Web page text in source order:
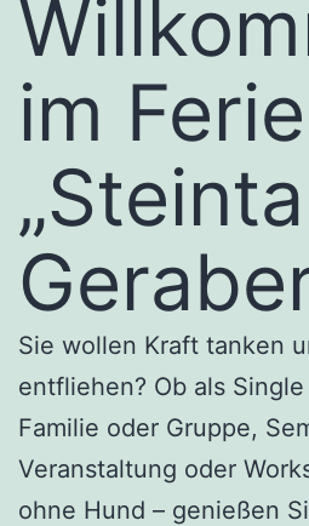
im
Sie wollen Kraft tanken
entfliehen? Ob als
Familie oder Gruppe,
Veranstaltung oder
ohne Hund – genießen